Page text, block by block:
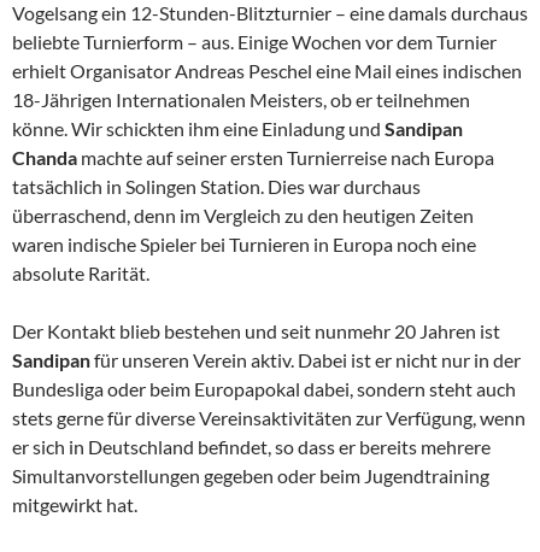
Vogelsang ein 12-Stunden-Blitzturnier – eine damals durchaus
beliebte Turnierform – aus. Einige Wochen vor dem Turnier
erhielt Organisator Andreas Peschel eine Mail eines indischen
18-Jährigen Internationalen Meisters, ob er teilnehmen
könne. Wir schickten ihm eine Einladung und Sandipan
Chanda machte auf seiner ersten Turnierreise nach Europa
tatsächlich in Solingen Station. Dies war durchaus
überraschend, denn im Vergleich zu den heutigen Zeiten
waren indische Spieler bei Turnieren in Europa noch eine
absolute Rarität.
Der Kontakt blieb bestehen und seit nunmehr 20 Jahren ist
Sandipanfür unseren Verein aktiv. Dabei ist er nicht nur in der
Bundesliga oder beim Europapokal dabei, sondern steht auch
stets gerne für diverse Vereinsaktivitäten zur Verfügung, wenn
er sich in Deutschland befindet, so dass er bereits mehrere
Simultanvorstellungen gegeben oder beim Jugendtraining
mitgewirkt hat.